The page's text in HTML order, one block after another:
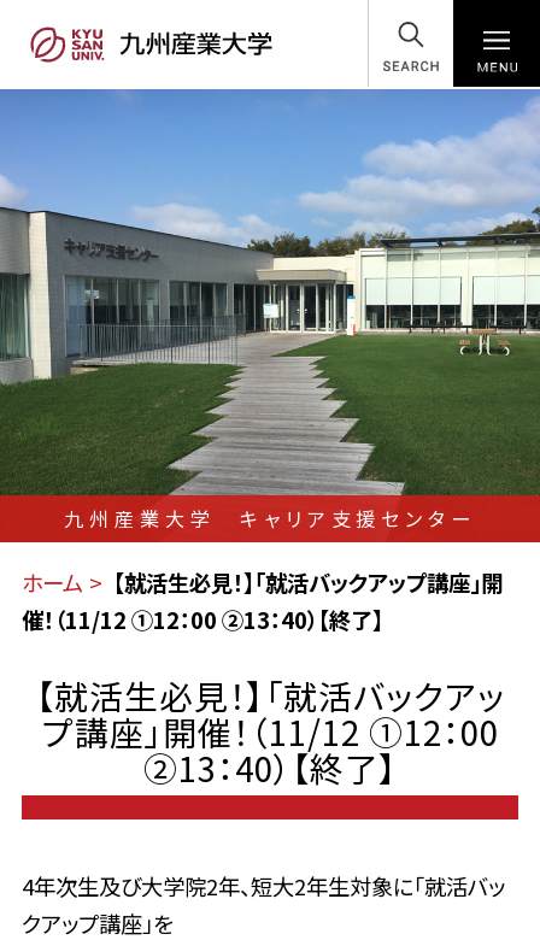
SEARCH
九州産業大学 キャリア支援センター
ホーム
【就活生必見！】「就活バックアップ講座」開
催！（11/12 ①12：00 ②13：40）【終了】
【就活生必見！】「就活バックアッ
プ講座」開催！（11/12 ①12：00
②13：40）【終了】
4年次生及び大学院2年、短大2年生対象に「就活バッ
クアップ講座」を